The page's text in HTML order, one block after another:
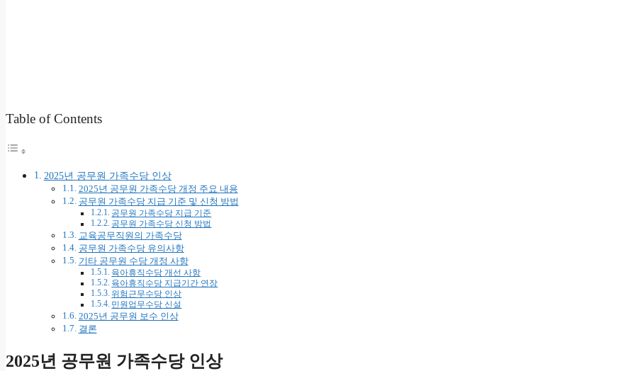
Table of Contents
2025년 공무원 가족수당 인상
2025년 공무원 가족수당 개정 주요 내용
공무원 가족수당 지급 기준 및 신청 방법
공무원 가족수당 지급 기준
공무원 가족수당 신청 방법
교육공무직원의 가족수당
공무원 가족수당 유의사항
기타 공무원 수당 개정 사항
육아휴직수당 개선 사항
육아휴직수당 지급기간 연장
위험근무수당 인상
민원업무수당 신설
2025년 공무원 보수 인상
결론
2025년 공무원 가족수당 인상